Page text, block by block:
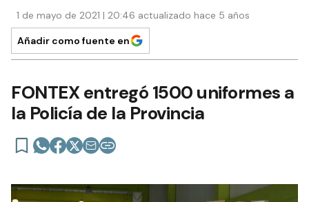
1 de mayo de 2021 | 20:46 actualizado hace 5 años
Añadir como fuente en
FONTEX entregó 1500 uniformes a
la Policía de la Provincia